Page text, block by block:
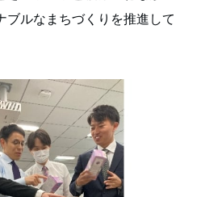
ブルなまちづくりを推進して